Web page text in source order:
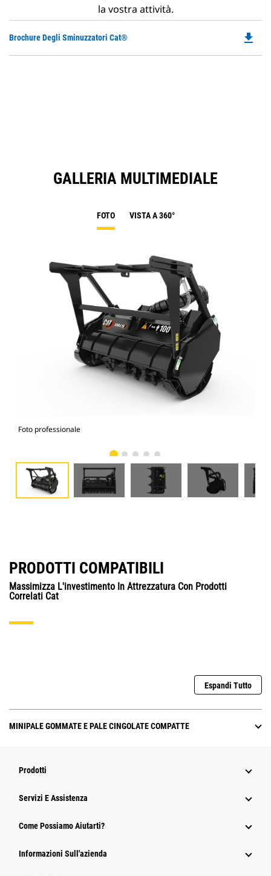
la vostra attività.
Brochure Degli Sminuzzatori Cat® file_download
GALLERIA MULTIMEDIALE
FOTO VISTA A 360°
Foto professionale
PRODOTTI COMPATIBILI
Massimizza L'investimento In Attrezzatura Con Prodotti
Correlati Cat
Espandi Tutto
MINIPALE GOMMATE E PALE CINGOLATE COMPATTE
Prodotti
Servizi E Assistenza
Come Possiamo Aiutarti?
Informazioni Sull'azienda